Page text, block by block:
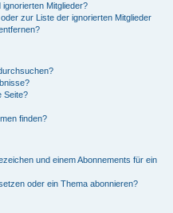
Mitglieder?
zur Liste der ignorierten Mitglieder
Seite?
finden?
und einem Abonnements für ein
oder ein Thema abonnieren?